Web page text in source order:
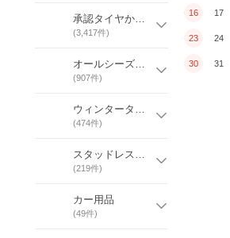
承認タイヤから探す
(3,417件)
オールシーズンタイヤ
(907件)
ウィンタータイヤ・スノータイヤ
(474件)
スタッドレスタイヤ
(219件)
カー用品
(49件)
16 17
23 24
30 31